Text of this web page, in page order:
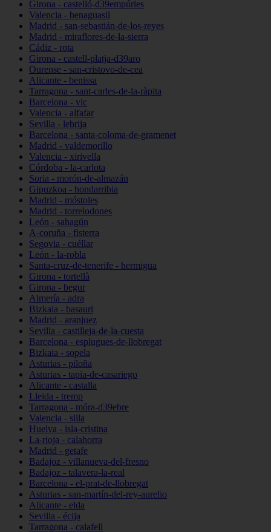
Girona - castelló-d39empúries
Valencia - benaguasil
Madrid - san-sebastián-de-los-reyes
Madrid - miraflores-de-la-sierra
Cádiz - rota
Girona - castell-platja-d39aro
Ourense - san-cristovo-de-cea
Alicante - benissa
Tarragona - sant-carles-de-la-ràpita
Barcelona - vic
Valencia - alfafar
Sevilla - lebrija
Barcelona - santa-coloma-de-gramenet
Madrid - valdemorillo
Valencia - xirivella
Córdoba - la-carlota
Soria - morón-de-almazán
Gipuzkoa - hondarribia
Madrid - móstoles
Madrid - torrelodones
León - sahagún
A-coruña - fisterra
Segovia - cuéllar
León - la-robla
Santa-cruz-de-tenerife - hermigua
Girona - tortellà
Girona - begur
Almería - adra
Bizkaia - basauri
Madrid - aranjuez
Sevilla - castilleja-de-la-cuesta
Barcelona - esplugues-de-llobregat
Bizkaia - sopela
Asturias - piloña
Asturias - tapia-de-casariego
Alicante - castalla
Lleida - tremp
Tarragona - móra-d39ebre
Valencia - silla
Huelva - isla-cristina
La-rioja - calahorra
Madrid - getafe
Badajoz - villanueva-del-fresno
Badajoz - talavera-la-real
Barcelona - el-prat-de-llobregat
Asturias - san-martín-del-rey-aurelio
Alicante - elda
Sevilla - écija
Tarragona - calafell